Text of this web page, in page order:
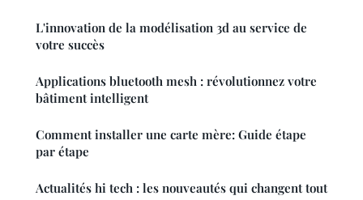
L'innovation de la modélisation 3d au service de
votre succès
Applications bluetooth mesh : révolutionnez votre
bâtiment intelligent
Comment installer une carte mère: Guide étape
par étape
Actualités hi tech : les nouveautés qui changent tout